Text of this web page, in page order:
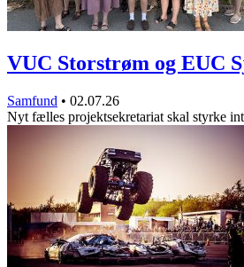
VUC Storstrøm og
Samfund • 02.07.26
Nyt fælles projektsekretariat skal styrke